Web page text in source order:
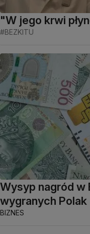
"W jego krwi
#BEZKITU
Wysyp nagród w
wygranych Polak
BIZNES